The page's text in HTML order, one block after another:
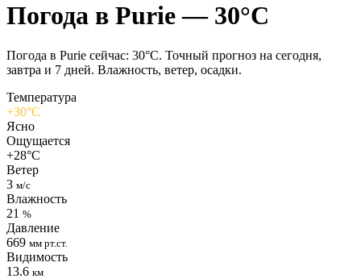
Погода в Puriе — 30°C
Погода в Puriе сейчас: 30°C. Точный прогноз на сегодня,
завтра и 7 дней. Влажность, ветер, осадки.
Температура
+30°C
Ясно
Ощущается
+28°C
Ветер
3 м/с
Влажность
21 %
Давление
669 мм рт.ст.
Видимость
13.6 км